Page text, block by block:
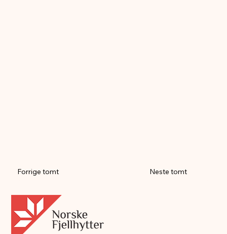
Forrige tomt Neste tomt